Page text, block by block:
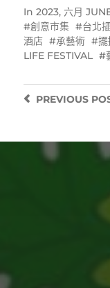
In 2023, 六月
創意市集
台北
酒店
承藝術 擺
LIFE FESTIVAL
PREVIOUS